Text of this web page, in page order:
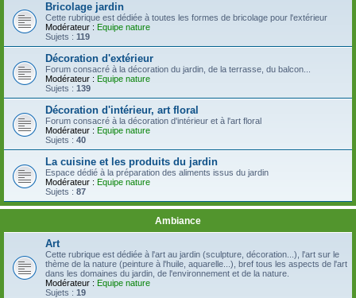
Bricolage jardin
Cette rubrique est dédiée à toutes les formes de bricolage pour l'extérieur
Modérateur : Equipe nature
Sujets : 119
Décoration d'extérieur
Forum consacré à la décoration du jardin, de la terrasse, du balcon...
Modérateur : Equipe nature
Sujets : 139
Décoration d'intérieur, art floral
Forum consacré à la décoration d'intérieur et à l'art floral
Modérateur : Equipe nature
Sujets : 40
La cuisine et les produits du jardin
Espace dédié à la préparation des aliments issus du jardin
Modérateur : Equipe nature
Sujets : 87
Ambiance
Art
Cette rubrique est dédiée à l'art au jardin (sculpture, décoration...), l'art sur le
thème de la nature (peinture à l'huile, aquarelle...), bref tous les aspects de l'art
dans les domaines du jardin, de l'environnement et de la nature.
Modérateur : Equipe nature
Sujets : 19